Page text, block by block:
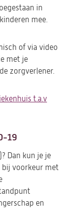
in
mee.
of via video
met je
zorgverlener.
t.a.v
19
Dan kun je je
bij voorkeur met
en